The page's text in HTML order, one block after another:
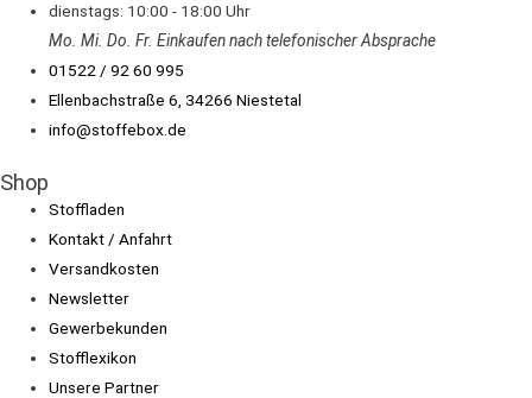
dienstags: 10:00 - 18:00 Uhr
Mo. Mi. Do.Fr. Einkaufennach telefonischer Absprache
01522 / 92 60 995
Ellenbachstraße 6, 34266 Niestetal
info@stoffebox.de
Shop
Stoffladen
Kontakt / Anfahrt
Versandkosten
Newsletter
Gewerbekunden
Stofflexikon
Unsere Partner